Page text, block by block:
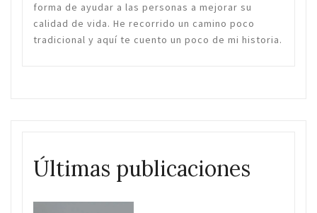
forma de ayudar a las personas a mejorar su
calidad de vida. He recorrido un camino poco
tradicional y aquí te cuento un poco de mi historia.
Últimas publicaciones